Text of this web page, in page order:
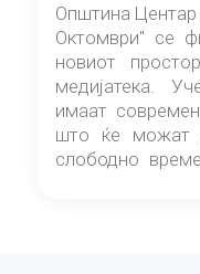
Општина
Октомври" се
новиот
медијатека.
имаат
што ќе можат
слободно